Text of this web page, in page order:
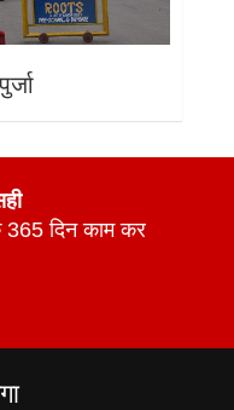
365 दिन काम कर